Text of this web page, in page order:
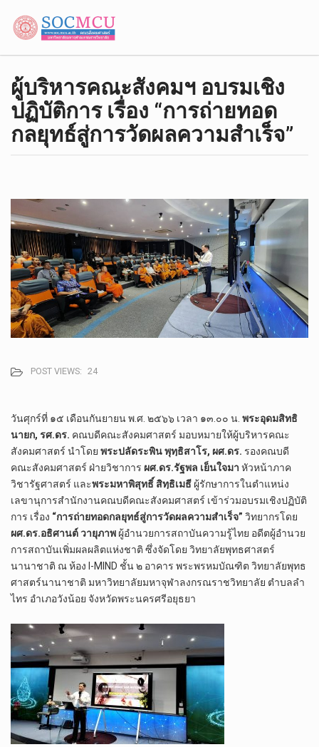
ผู้บริหารคณะสังคมฯ อบรมเชิง
ปฏิบัติการ เรื่อง “การถ่ายทอด
กลยุทธ์สู่การวัดผลความสำเร็จ”
POST VIEWS: 24
วันศุกร์ที่ ๑๕ เดือนกันยายน พ.ศ. ๒๕๖๖ เวลา ๑๓.๐๐ น.​ พระอุดมสิทธิ
นายก, รศ.ดร. คณบดีคณะสังคมศาสตร์ มอบหมายให้ผู้บริหาร​คณะ
สังคม​ศาสตร์​ นำโดย พระปลัดระพิน พุทฺธิสาโร, ผศ.ดร. รองคณบดี
คณะสังคมศาสตร์ ฝ่ายวิชาการ ผศ.ดร.รัฐพล เย็นใจมา หัวหน้าภาค
วิชารัฐศาสตร์ และพระมหาพิสุทธิ์ สิทฺธิเมธี ผู้รักษาการในตำแหน่ง
เลขานุการสำนักงานคณบดีคณะสังคมศาสตร์ เข้าร่วมอบรมเชิงปฏิบัติ
การ เรื่อง “การถ่ายทอดกลยุทธ์​สู่การวัดผลความสำเร็จ” วิทยากรโดย
ผศ.ดร.อธิศานต์ วายุภาพ ผู้อำนวยการสถาบันความรู้ไทย อดีตผู้อำนวย
การสถาบันเพิ่มผลผลิตแห่งชาติ ซึ่งจัดโดย วิทยาลัยพุทธศาสตร์
นานาชาติ ณ ห้อง I-MIND ชั้น ๒ อาคาร พระพรหมบัณฑิต วิทยาลัยพุทธ
ศาสตร์นานาชาติ มหาวิทยาลัยมหาจุฬาลงกรณราชวิทยาลัย ตำบลลำ
ไทร อำเภอวังน้อย จังหวัดพระนครศรีอยุธยา